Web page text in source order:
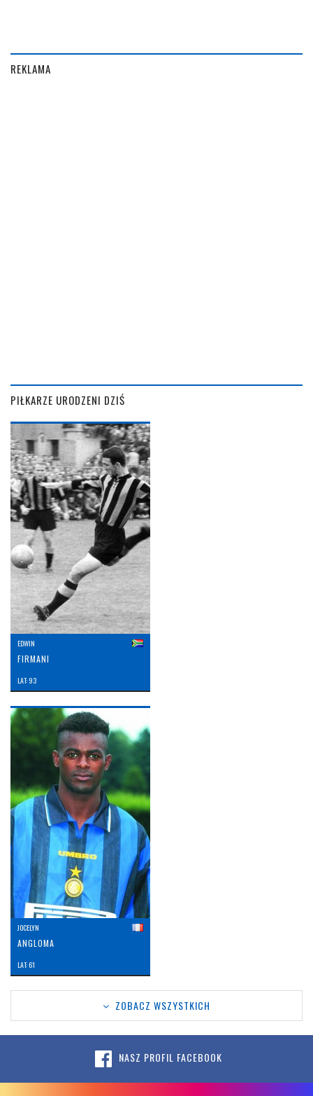
REKLAMA
PIŁKARZE URODZENI DZIŚ
EDWIN
FIRMANI
LAT: 93
JOCELYN
ANGLOMA
LAT: 61
ZOBACZ WSZYSTKICH
NASZ PROFIL FACEBOOK